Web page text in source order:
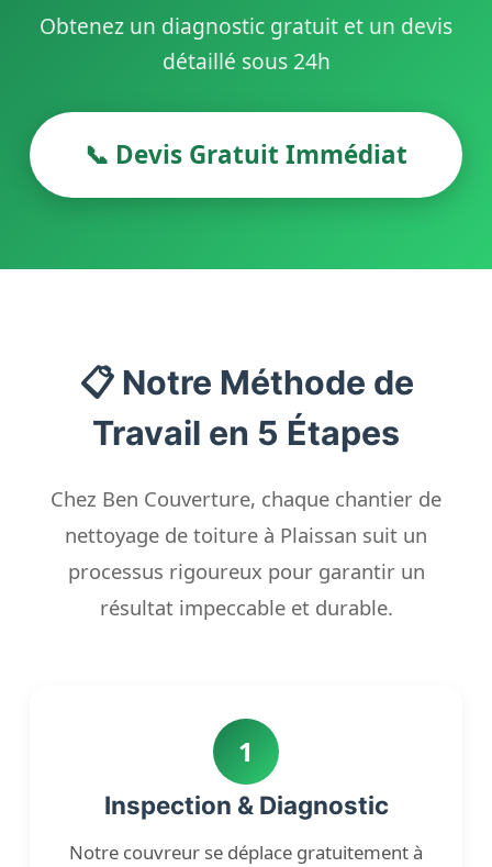
Obtenez un diagnostic gratuit et un devis
détaillé sous 24h
📞 Devis Gratuit Immédiat
📋 Notre Méthode de
Travail en 5 Étapes
Chez Ben Couverture, chaque chantier de
nettoyage de toiture à Plaissan suit un
processus rigoureux pour garantir un
résultat impeccable et durable.
1
Inspection & Diagnostic
Notre couvreur se déplace gratuitement à